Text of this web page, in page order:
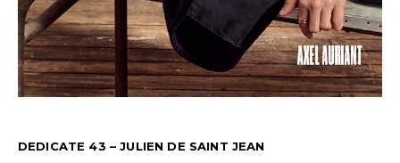
DEDICATE 43 – JULIEN DE SAINT JEAN